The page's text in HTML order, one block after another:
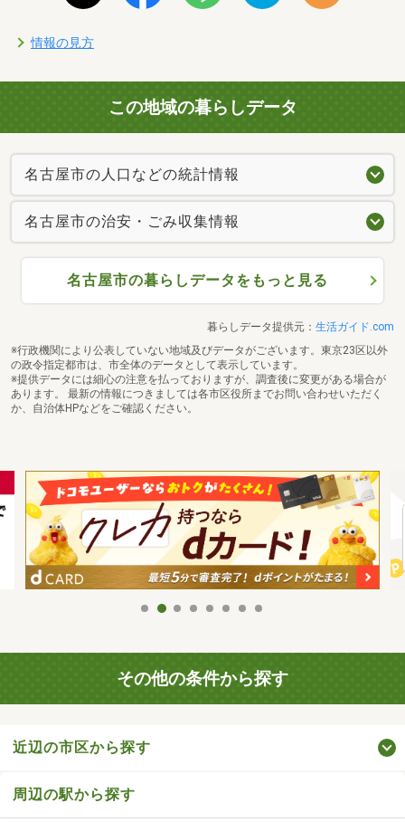
情報の見方
この地域の暮らしデータ
名古屋市の人口などの統計情報
名古屋市の治安・ごみ収集情報
名古屋市の暮らしデータをもっと見る
暮らしデータ提供元： 生活ガイド.com
※行政機関により公表していない地域及びデータがございます。東京23区以外
の政令指定都市は、市全体のデータとして表示しています。
※提供データには細心の注意を払っておりますが、調査後に変更がある場合が
あります。 最新の情報につきましては各市区役所までお問い合わせいただく
か、自治体HPなどをご確認ください。
その他の条件から探す
近辺の市区から探す
周辺の駅から探す